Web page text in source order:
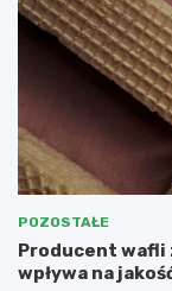
POZOSTAŁE
Producent wafli
wpływa na